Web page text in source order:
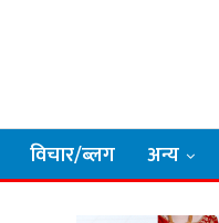
विचार/ब्लग अन्य